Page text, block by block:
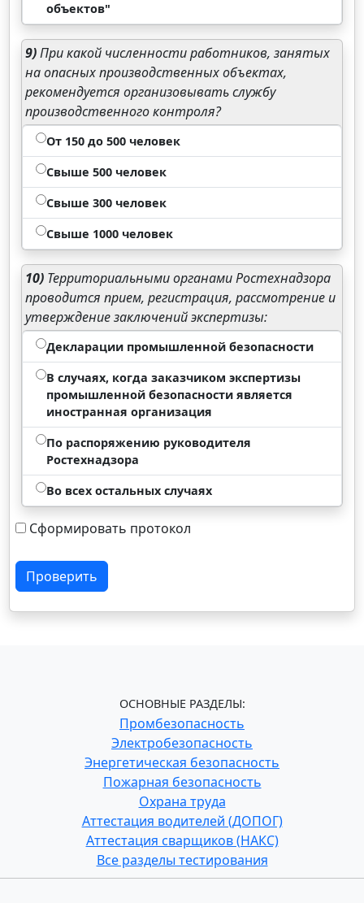
объектов"
9)При какой численности работников, занятых
на опасных производственных объектах,
рекомендуется организовывать службу
производственного контроля?
От 150 до 500 человек
Свыше 500 человек
Свыше 300 человек
Свыше 1000 человек
10) Территориальными органами Ростехнадзора
проводится прием, регистрация, рассмотрение и
утверждение заключений экспертизы:
Декларации промышленной безопасности
В случаях, когда заказчиком экспертизы
промышленной безопасности является
иностранная организация
По распоряжению руководителя
Ростехнадзора
Во всех остальных случаях
Сформировать протокол
Проверить
ОСНОВНЫЕ РАЗДЕЛЫ:
Промбезопасность
Электробезопасность
Энергетическая безопасность
Пожарная безопасность
Охрана труда
Аттестация водителей (ДОПОГ)
Аттестация сварщиков (НАКС)
Все разделы тестирования